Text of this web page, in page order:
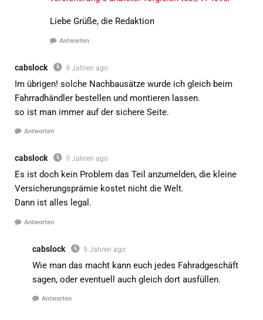
Liebe Grüße, die Redaktion
Antworten
cabslock 9 Jahren ago
Im übrigen! solche Nachbausätze wurde ich gleich beim
Fahrradhändler bestellen und montieren lassen.
so ist man immer auf der sichere Seite.
Antworten
cabslock 9 Jahren ago
Es ist doch kein Problem das Teil anzumelden, die kleine
Versicherungsprämie kostet nicht die Welt.
Dann ist alles legal.
Antworten
cabslock 9 Jahren ago
Wie man das macht kann euch jedes Fahradgeschäft
sagen, oder eventuell auch gleich dort ausfüllen.
Antworten